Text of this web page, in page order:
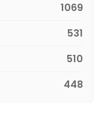
1069
531
510
448